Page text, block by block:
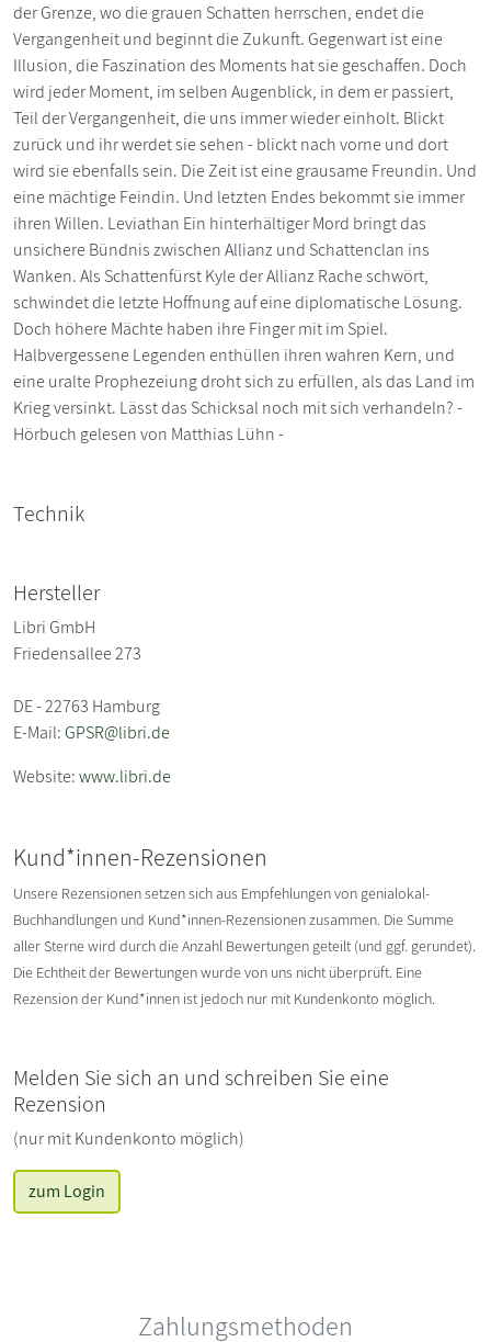
der Grenze, wo die grauen Schatten herrschen, endet die
Vergangenheit und beginnt die Zukunft. Gegenwart ist eine
Illusion, die Faszination des Moments hat sie geschaffen. Doch
wird jeder Moment, im selben Augenblick, in dem er passiert,
Teil der Vergangenheit, die uns immer wieder einholt. Blickt
zurück und ihr werdet sie sehen - blickt nach vorne und dort
wird sie ebenfalls sein. Die Zeit ist eine grausame Freundin. Und
eine mächtige Feindin. Und letzten Endes bekommt sie immer
ihren Willen. Leviathan Ein hinterhältiger Mord bringt das
unsichere Bündnis zwischen Allianz und Schattenclan ins
Wanken. Als Schattenfürst Kyle der Allianz Rache schwört,
schwindet die letzte Hoffnung auf eine diplomatische Lösung.
Doch höhere Mächte haben ihre Finger mit im Spiel.
Halbvergessene Legenden enthüllen ihren wahren Kern, und
eine uralte Prophezeiung droht sich zu erfüllen, als das Land im
Krieg versinkt. Lässt das Schicksal noch mit sich verhandeln? -
Hörbuch gelesen von Matthias Lühn -
Technik
Hersteller
Libri GmbH
Friedensallee 273
DE - 22763 Hamburg
E-Mail:GPSR@libri.de
Website:www.libri.de
Kund*innen-Rezensionen
Unsere Rezensionen setzen sich aus Empfehlungen von genialokal-
Buchhandlungen und Kund*innen-Rezensionen zusammen. Die Summe
aller Sterne wird durch die Anzahl Bewertungen geteilt (und ggf. gerundet).
Die Echtheit der Bewertungen wurde von uns nicht überprüft. Eine
Rezension der Kund*innen ist jedoch nur mit Kundenkonto möglich.
Melden Sie sich an und schreiben Sie eine
Rezension
(nur mit Kundenkonto möglich)
zum Login
Zahlungsmethoden